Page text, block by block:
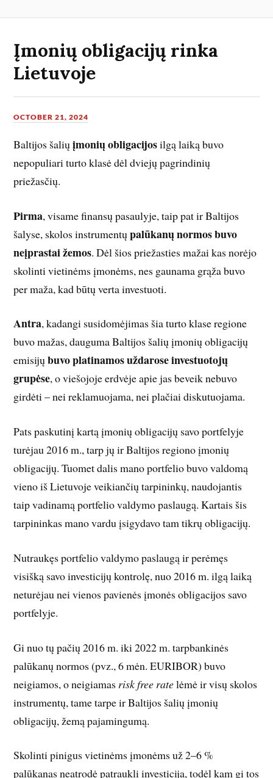
Įmonių obligacijų rinka
Lietuvoje
OCTOBER 21, 2024
Baltijos šaliųįmonių obligacijosilgą laiką buvo
nepopuliari turto klasė dėl dviejų pagrindinių
priežasčių.
Pirma, visame finansų pasaulyje, taip pat ir Baltijos
šalyse, skolos instrumentųpalūkanų normos buvo
neįprastai žemos. Dėl šios priežasties mažai kas norėjo
skolinti vietinėms įmonėms, nes gaunama grąža buvo
per maža, kad būtų verta investuoti.
Antra, kadangi susidomėjimas šia turto klase regione
buvo mažas, dauguma Baltijos šalių įmonių obligacijų
emisijųbuvo platinamos uždarose investuotojų
grupėse, o viešojoje erdvėje apie jas beveik nebuvo
girdėti – nei reklamuojama, nei plačiai diskutuojama.
Pats paskutinį kartą įmonių obligacijų savo portfelyje
turėjau 2016 m., tarp jų ir Baltijos regiono įmonių
obligacijų. Tuomet dalis mano portfelio buvo valdomą
vieno iš Lietuvoje veikiančių tarpininkų, naudojantis
taip vadinamą portfelio valdymo paslaugą. Kartais šis
tarpininkas mano vardu įsigydavo tam tikrų obligacijų.
Nutraukęs portfelio valdymo paslaugą ir perėmęs
visišką savo investicijų kontrolę, nuo 2016 m. ilgą laiką
neturėjau nei vienos pavienės įmonės obligacijos savo
portfelyje.
Gi nuo tų pačių 2016 m. iki 2022 m. tarpbankinės
palūkanų normos (pvz., 6 mėn. EURIBOR) buvo
neigiamos, o neigiamas risk free ratelėmė ir visų skolos
instrumentų, tame tarpe ir Baltijos šalių įmonių
obligacijų, žemą pajamingumą.
Skolinti pinigus vietinėms įmonėms už 2–6 %
palūkanas neatrodė patraukli investicija, todėl kam gi tos